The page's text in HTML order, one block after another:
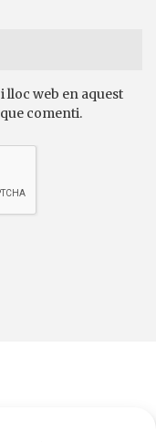
lloc web en aquest
comenti.